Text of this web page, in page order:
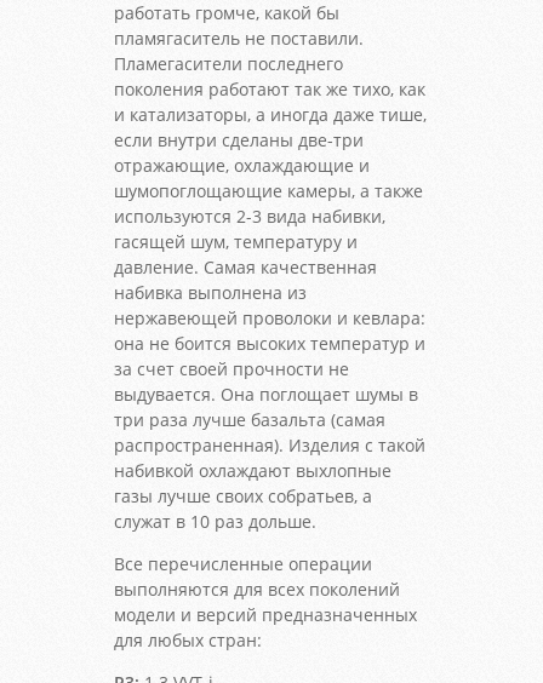
работать громче, какой бы
пламягаситель не поставили.
Пламегасители последнего
поколения работают так же тихо, как
и катализаторы, а иногда даже тише,
если внутри сделаны две-три
отражающие, охлаждающие и
шумопоглощающие камеры, а также
используются 2-3 вида набивки,
гасящей шум, температуру и
давление. Самая качественная
набивка выполнена из
нержавеющей проволоки и кевлара:
она не боится высоких температур и
за счет своей прочности не
выдувается. Она поглощает шумы в
три раза лучше базальта (самая
распространенная). Изделия с такой
набивкой охлаждают выхлопные
газы лучше своих собратьев, а
служат в 10 раз дольше.
Все перечисленные операции
выполняются для всех поколений
модели и версий предназначенных
для любых стран: